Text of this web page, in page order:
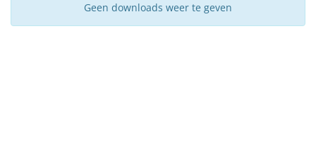
Geen downloads weer te geven